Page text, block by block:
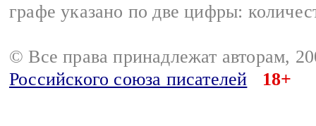
графе указано по две цифры:
© Все права принадлежат авторам,
Российского союза писателей
18+